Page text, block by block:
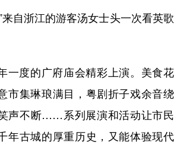
自浙江的游客汤女士头一次看英歌
度的广府庙会精彩上演。美食花
市集琳琅满目，粤剧折子戏余音绕
声不断……系列展演和活动让市民
年古城的厚重历史，又能体验现代